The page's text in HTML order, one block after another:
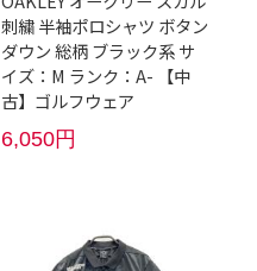
刺繍 半袖ポロシャツ ボタン
ダウン 総柄 ブラック系 サ
イズ：M ランク：A- 【中
古】ゴルフウェア
6,050円